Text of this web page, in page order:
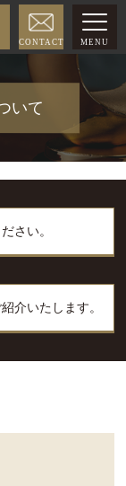
CONTACT MENU
いて
さい。
介いたします。